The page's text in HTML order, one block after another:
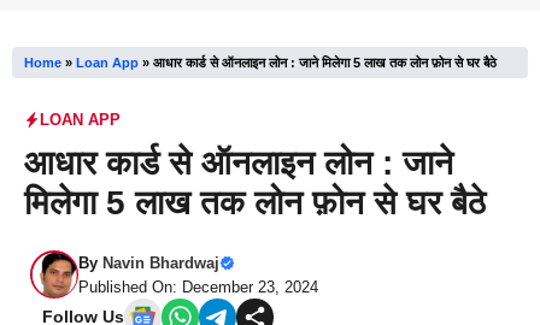
Home » Loan App » आधार कार्ड से ऑनलाइन लोन : जाने मिलेगा 5 लाख तक लोन फ़ोन से घर बैठे
LOAN APP
आधार कार्ड से ऑनलाइन लोन : जाने
मिलेगा 5 लाख तक लोन फ़ोन से घर बैठे
By Navin Bhardwaj
Published On: December 23, 2024
Follow Us